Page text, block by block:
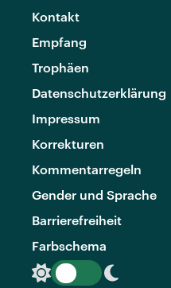
Kontakt
Empfang
Trophäen
Datenschutzerklärung
Impressum
Korrekturen
Kommentarregeln
Gender und Sprache
Barrierefreiheit
Farbschema